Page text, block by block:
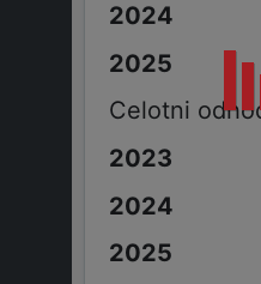
Celotni